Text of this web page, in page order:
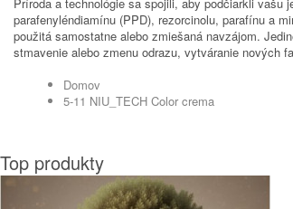
parafenyléndiamínu (PPD), rezorcinolu, parafínu a
použitá samostatne alebo zmiešaná navzájom.
stmavenie alebo zmenu odrazu, vytváranie nových
Domov
5-11 NIU_TECH Color crema
Top produkty